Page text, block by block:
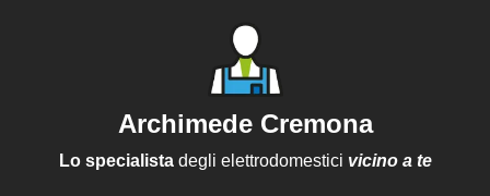
Archimede Cremona
Lo specialistadegli elettrodomestici vicino a te